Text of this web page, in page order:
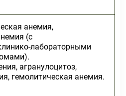
анемия,
(с
лабораторными
агранулоцитоз,
гемолитическая анемия.